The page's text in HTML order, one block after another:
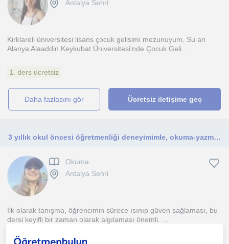
Antalya Sehri
Kirklareli üniversitesi lisans çocuk gelisimi mezunuyum. Su an
Alanya Alaaddin Keykubat Üniversitesi'nde Çocuk Geli...
1. ders ücretsiz
daha fazlasını gör Ücretsiz iletişime geç
3 yıllık okul öncesi öğretmenliği deneyimimle, okuma-yazma konusunda gelişime ihtiyaç duyan öğrencilerime destek için buradayım.
Okuma
Antalya Sehri
İlk olarak tanışma, öğrencimin sürece ısınıp güven sağlaması, bu
dersi keyifli bir zaman olarak algılaması önemli. ...